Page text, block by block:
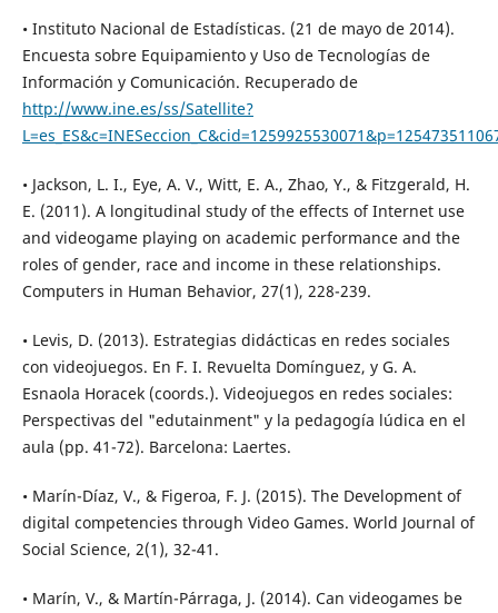
• Instituto Nacional de Estadísticas. (21 de mayo de 2014).
Encuesta sobre Equipamiento y Uso de Tecnologías de
Información y Comunicación. Recuperado de
http://www.ine.es/ss/Satellite?
• Jackson, L. I., Eye, A. V., Witt, E. A., Zhao, Y., & Fitzgerald, H.
E. (2011). A longitudinal study of the effects of Internet use
and videogame playing on academic performance and the
roles of gender, race and income in these relationships.
Computers in Human Behavior, 27(1), 228-239.
• Levis, D. (2013). Estrategias didácticas en redes sociales
con videojuegos. En F. I. Revuelta Domínguez, y G. A.
Esnaola Horacek (coords.). Videojuegos en redes sociales:
Perspectivas del "edutainment" y la pedagogía lúdica en el
aula (pp. 41-72). Barcelona: Laertes.
• Marín-Díaz, V., & Figeroa, F. J. (2015). The Development of
digital competencies through Video Games. World Journal of
Social Science, 2(1), 32-41.
• Marín, V., & Martín-Párraga, J. (2014). Can videogames be